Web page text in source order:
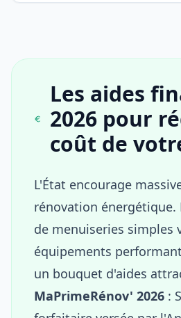
Les aides
2026 pour
coût de
L'État encourage
rénovation énergétique.
de menuiseries simples
équipements
un bouquet d'aides
MaPrimeRénov' 2026 :